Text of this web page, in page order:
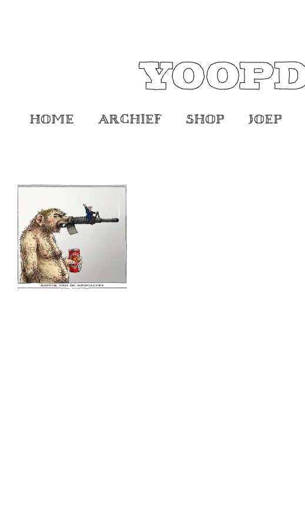
Home Archief Shop Joep